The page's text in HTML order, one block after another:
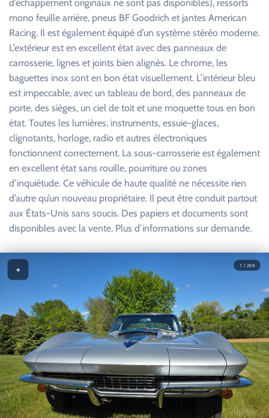
d’échappement originaux ne sont pas disponibles), ressorts
mono feuille arrière, pneus BF Goodrich et jantes American
Racing. Il est également équipé d’un système stéréo moderne.
L’extérieur est en excellent état avec des panneaux de
carrosserie, lignes et joints bien alignés. Le chrome, les
baguettes inox sont en bon état visuellement. L’intérieur bleu
est impeccable, avec un tableau de bord, des panneaux de
porte, des sièges, un ciel de toit et une moquette tous en bon
état. Toutes les lumières, instruments, essuie-glaces,
clignotants, horloge, radio et autres électroniques
fonctionnent correctement. La sous-carrosserie est également
en excellent état sans rouille, pourriture ou zones
d’inquiétude. Ce véhicule de haute qualité ne nécessite rien
d’autre qu’un nouveau propriétaire. Il peut être conduit partout
aux États-Unis sans soucis. Des papiers et documents sont
disponibles avec la vente. Plus d’informations sur demande.
1 / 256
+